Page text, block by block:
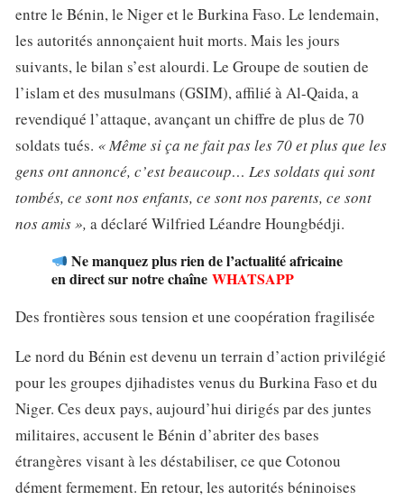
entre le Bénin, le Niger et le Burkina Faso. Le lendemain,
les autorités annonçaient huit morts. Mais les jours
suivants, le bilan s’est alourdi. Le Groupe de soutien de
l’islam et des musulmans (GSIM), affilié à Al-Qaida, a
revendiqué l’attaque, avançant un chiffre de plus de 70
soldats tués. « Même si ça ne fait pas les 70 et plus que les
gens ont annoncé, c’est beaucoup… Les soldats qui sont
tombés, ce sont nos enfants, ce sont nos parents, ce sont
nos amis », a déclaré Wilfried Léandre Houngbédji.
Ne manquez plus rien de l’actualité africaine
en direct sur notre chaîne WHATSAPP
Des frontières sous tension et une coopération fragilisée
Le nord du Bénin est devenu un terrain d’action privilégié
pour les groupes djihadistes venus du Burkina Faso et du
Niger. Ces deux pays, aujourd’hui dirigés par des juntes
militaires, accusent le Bénin d’abriter des bases
étrangères visant à les déstabiliser, ce que Cotonou
dément fermement. En retour, les autorités béninoises